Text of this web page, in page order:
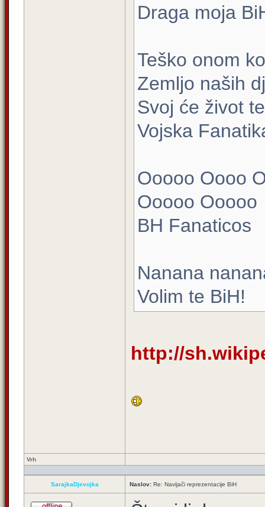
Draga moja
Teško onom
Zemljo naših
Svoj će život
Vojska
Ooooo Oooo
Ooooo Ooooo
BH Fanaticos
Nanana
Volim te BiH!
http://
Vrh
SarajkaDjevojka Naslov: Re: Navijači reprezentacije BiH